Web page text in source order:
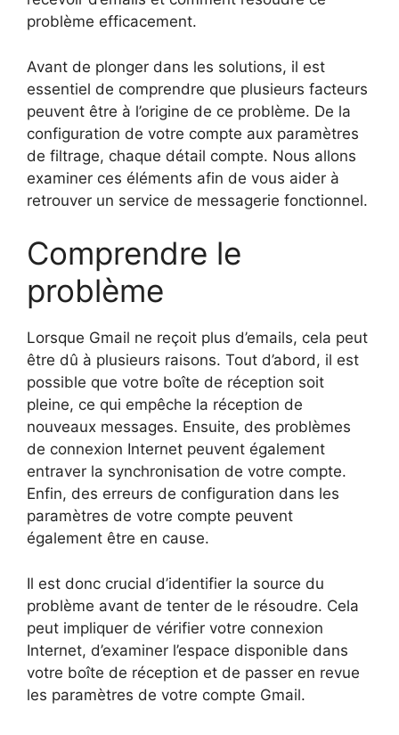
problème efficacement.
Avant de plonger dans les solutions, il est
essentiel de comprendre que plusieurs facteurs
peuvent être à l’origine de ce problème. De la
configuration de votre compte aux paramètres
de filtrage, chaque détail compte. Nous allons
examiner ces éléments afin de vous aider à
retrouver un service de messagerie fonctionnel.
Comprendre le
problème
Lorsque Gmail ne reçoit plus d’emails, cela peut
être dû à plusieurs raisons. Tout d’abord, il est
possible que votre boîte de réception soit
pleine, ce qui empêche la réception de
nouveaux messages. Ensuite, des problèmes
de connexion Internet peuvent également
entraver la synchronisation de votre compte.
Enfin, des erreurs de configuration dans les
paramètres de votre compte peuvent
également être en cause.
Il est donc crucial d’identifier la source du
problème avant de tenter de le résoudre. Cela
peut impliquer de vérifier votre connexion
Internet, d’examiner l’espace disponible dans
votre boîte de réception et de passer en revue
les paramètres de votre compte Gmail.